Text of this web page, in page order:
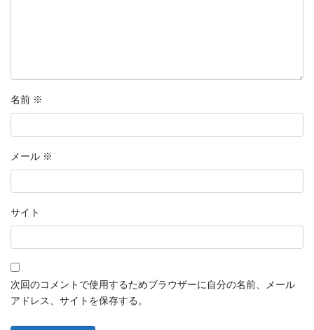
名前 ※
メール ※
サイト
次回のコメントで使用するためブラウザーに自分の名前、メール
アドレス、サイトを保存する。